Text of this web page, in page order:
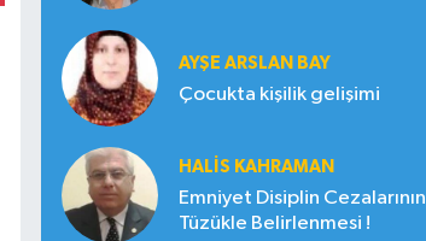
AYŞE ARSLAN BAY
Çocukta kişilik gelişimi
HALIS KAHRAMAN
Emniyet Disiplin Cezalarının
Tüzükle Belirlenmesi !